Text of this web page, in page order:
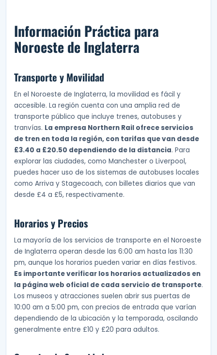
Información Práctica para
Noroeste de Inglaterra
Transporte y Movilidad
En el Noroeste de Inglaterra, la movilidad es fácil y
accesible. La región cuenta con una amplia red de
transporte público que incluye trenes, autobuses y
tranvías. La empresa Northern Rail ofrece servicios
de tren en toda la región, con tarifas que van desde
£3.40 a £20.50 dependiendo de la distancia. Para
explorar las ciudades, como Manchester o Liverpool,
puedes hacer uso de los sistemas de autobuses locales
como Arriva y Stagecoach, con billetes diarios que van
desde £4 a £5, respectivamente.
Horarios y Precios
La mayoría de los servicios de transporte en el Noroeste
de Inglaterra operan desde las 6:00 am hasta las 11:30
pm, aunque los horarios pueden variar en días festivos.
Es importante verificar los horarios actualizados en
la página web oficial de cada servicio de transporte.
Los museos y atracciones suelen abrir sus puertas de
10:00 am a 5:00 pm, con precios de entrada que varían
dependiendo de la ubicación y la temporada, oscilando
generalmente entre £10 y £20 para adultos.